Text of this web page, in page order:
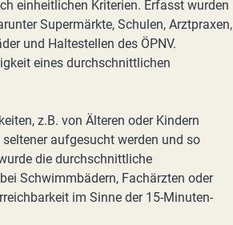
einheitlichen Kriterien. Erfasst wurden
Supermärkte, Schulen, Arztpraxen,
und Haltestellen des ÖPNV.
eines durchschnittlichen
z.B. von Älteren oder Kindern
aufgesucht werden und so
die durchschnittliche
Schwimmbädern, Fachärzten oder
im Sinne der 15-Minuten-